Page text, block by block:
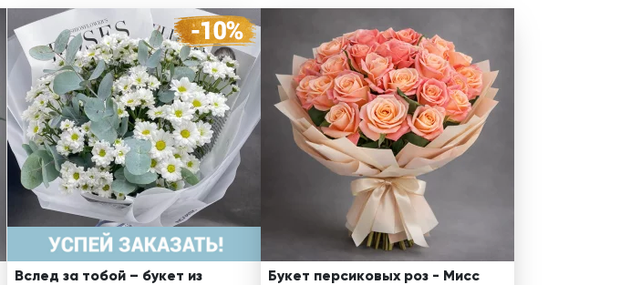
Вслед за тобой – букет из
Букет персиковых роз - Мисс